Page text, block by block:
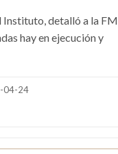
Instituto, detalló a la FM
hay en ejecución y
04-24